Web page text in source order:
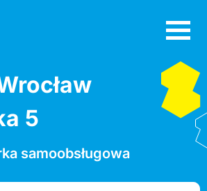
5
samoobsługowa